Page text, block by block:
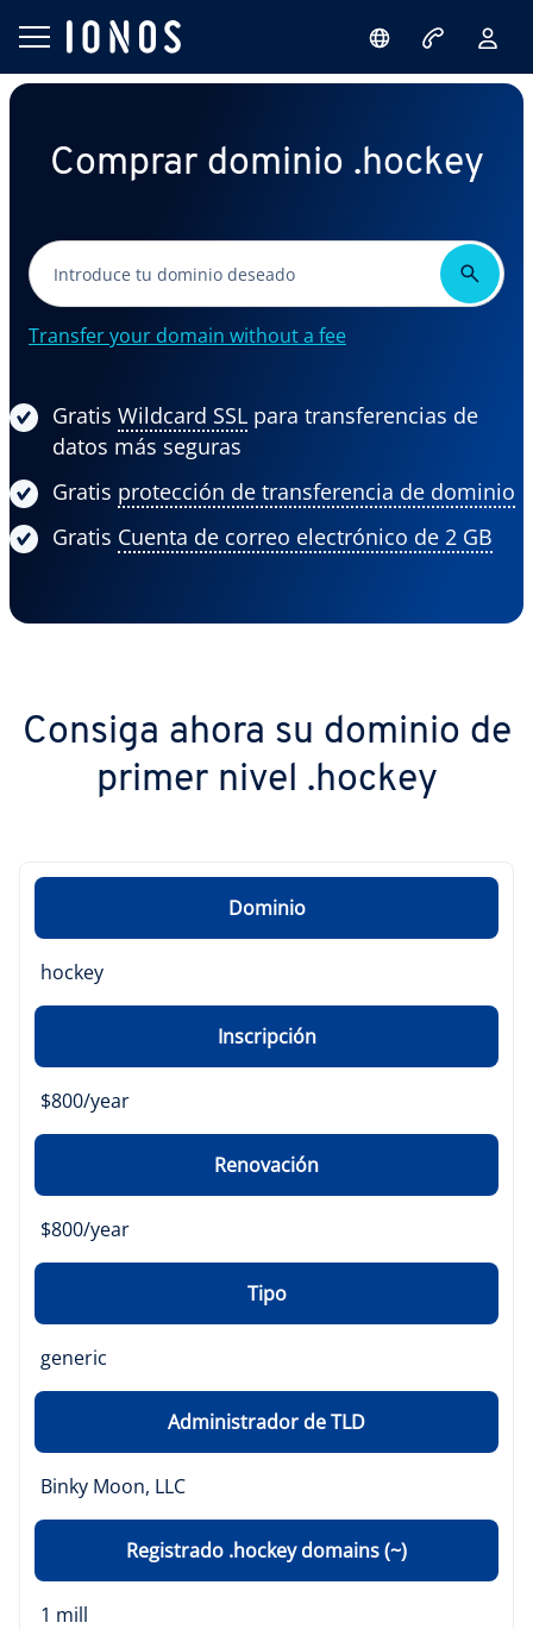
Comprar dominio .hockey
Transfer your domain without a fee
Gratis Wildcard SSL para transferencias de
datos más seguras
Gratis protección de transferencia de dominio
Gratis Cuenta de correo electrónico de 2 GB
Consiga ahora su dominio de
primer nivel .hockey
Dominio
hockey
Inscripción
$800/year
Renovación
$800/year
Tipo
generic
Administrador de TLD
Binky Moon, LLC
Registrado .hockey domains (~)
1 mill